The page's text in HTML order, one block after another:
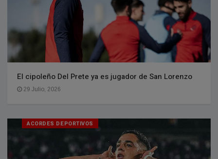
El cipoleño Del Prete ya es jugador de San Lorenzo
29 Julio, 2026
ACORDES DEPORTIVOS